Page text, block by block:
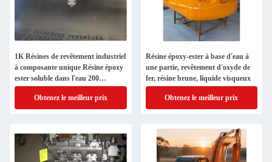
1K Résines de revêtement industriel
à composante unique Résine époxy
ester soluble dans l'eau 200
kg/tambour
Obtenez le meilleur prix
Résine époxy-ester à base d'eau à
une partie, revêtement d'oxyde de
fer, résine brune, liquide visqueux
Obtenez le meilleur prix